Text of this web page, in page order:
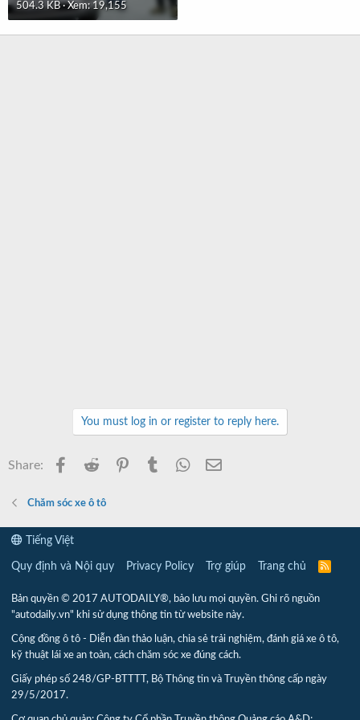
504.3 KB · Xem: 19,155
You must log in or register to reply here.
Share: Facebook
Reddit PinterestTumblr WhatsApp
Chăm sóc xe ô tô
Tiếng Việt
Quy định và Nội quy Privacy Policy Trợ giúp Trang chủ
R
Bản quyền © 2017 AUTODAILY®, bảo lưu mọi quyền. Ghi rõ nguồn
"autodaily.vn" khi sử dụng thông tin từ website này.
Cộng đồng ô tô - Diễn đàn thảo luận, chia sẻ trải nghiệm, đánh giá xe ô tô,
kỹ thuật lái xe an toàn, cách chăm sóc xe đúng cách.
Giấy phép số 248/GP-BTTTT, Bộ Thông tin và Truyền thông cấp ngày
29/5/2017.